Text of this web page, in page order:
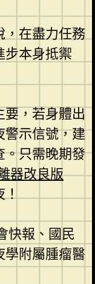
，在盡力任務
步本身抵禦
要，若身體出
示信號，建
只需晚期發
器改良版
！
快報、國民
學附屬腫瘤醫